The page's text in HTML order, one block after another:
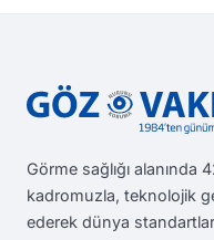
Görme sağlığı alanında
kadromuzla, teknolojik
ederek dünya